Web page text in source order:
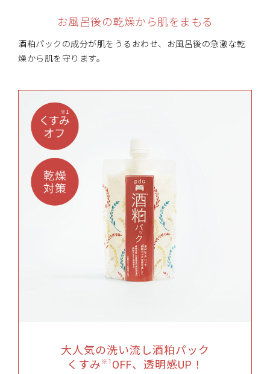
お風呂後の乾燥から肌をまもる
酒粕パックの成分が肌をうるおわせ、お風呂後の急激な乾
燥から肌を守ります。
大人気の洗い流し酒粕パック
くすみ ※1 OFF、透明感UP！